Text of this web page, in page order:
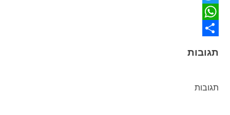
Twitter
WhatsApp
תגובות
תגובות